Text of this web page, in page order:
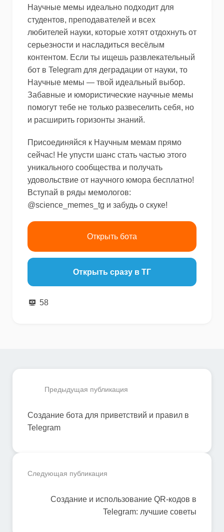
Научные мемы идеально подходит для
студентов, преподавателей и всех
любителей науки, которые хотят отдохнуть от
серьезности и насладиться весёлым
контентом. Если ты ищешь развлекательный
бот в Telegram для деградации от науки, то
Научные мемы — твой идеальный выбор.
Забавные и юмористические научные мемы
помогут тебе не только развеселить себя, но
и расширить горизонты знаний.
Присоединяйся к Научным мемам прямо
сейчас! Не упусти шанс стать частью этого
уникального сообщества и получать
удовольствие от научного юмора бесплатно!
Вступай в ряды мемологов:
@science_memes_tg и забудь о скуке!
Открыть бота
Открыть сразу в ТГ
58
Предыдущая публикация
Создание бота для приветствий и правил в
Telegram
Следующая публикация
Создание и использование QR-кодов в
Telegram: лучшие советы